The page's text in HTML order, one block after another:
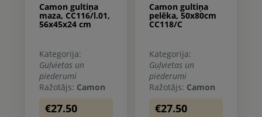
Camon gultiņa
maza, CC116/l.01,
56x45x24 cm
Kategorija:
Guļvietas un
piederumi
Ražotājs: Camon
€27.50
Camon gultiņa
pelēka, 50x80cm
CC118/C
Kategorija:
Guļvietas un
piederumi
Ražotājs: Camon
€27.50